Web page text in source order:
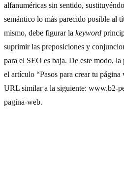
alfanuméricas sin sentido,
semántico lo más parecido posible al
mismo, debe figurar la keyword
suprimir las preposiciones y
para el SEO es baja. De este modo,
el artículo “Pasos para crear tu página
URL similar a la siguiente: www.b2-
pagina-web.